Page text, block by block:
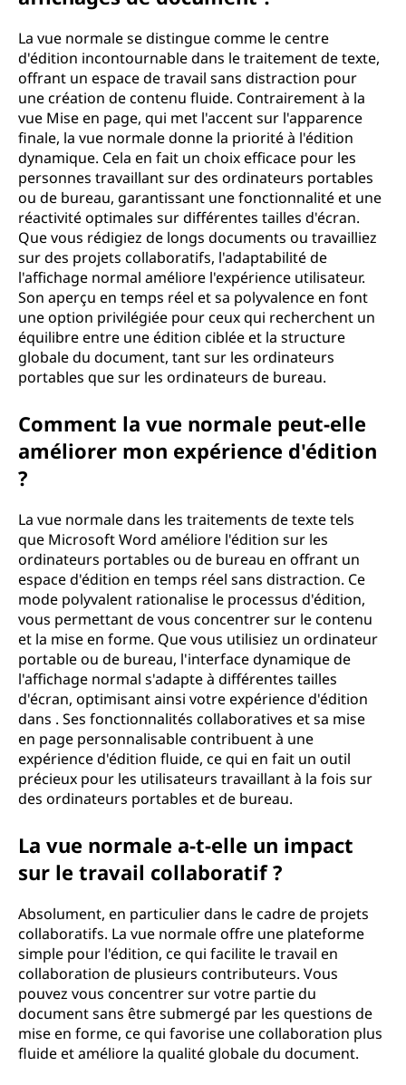
La vue normale se distingue comme le centre
d'édition incontournable dans le traitement de texte,
offrant un espace de travail sans distraction pour
une création de contenu fluide. Contrairement à la
vue Mise en page, qui met l'accent sur l'apparence
finale, la vue normale donne la priorité à l'édition
dynamique. Cela en fait un choix efficace pour les
personnes travaillant sur des ordinateurs portables
ou de bureau, garantissant une fonctionnalité et une
réactivité optimales sur différentes tailles d'écran.
Que vous rédigiez de longs documents ou travailliez
sur des projets collaboratifs, l'adaptabilité de
l'affichage normal améliore l'expérience utilisateur.
Son aperçu en temps réel et sa polyvalence en font
une option privilégiée pour ceux qui recherchent un
équilibre entre une édition ciblée et la structure
globale du document, tant sur les ordinateurs
portables que sur les ordinateurs de bureau.
Comment la vue normale peut-elle
améliorer mon expérience d'édition
?
La vue normale dans les traitements de texte tels
que Microsoft Word améliore l'édition sur les
ordinateurs portables ou de bureau en offrant un
espace d'édition en temps réel sans distraction. Ce
mode polyvalent rationalise le processus d'édition,
vous permettant de vous concentrer sur le contenu
et la mise en forme. Que vous utilisiez un ordinateur
portable ou de bureau, l'interface dynamique de
l'affichage normal s'adapte à différentes tailles
d'écran, optimisant ainsi votre expérience d'édition
dans . Ses fonctionnalités collaboratives et sa mise
en page personnalisable contribuent à une
expérience d'édition fluide, ce qui en fait un outil
précieux pour les utilisateurs travaillant à la fois sur
des ordinateurs portables et de bureau.
La vue normale a-t-elle un impact
sur le travail collaboratif ?
Absolument, en particulier dans le cadre de projets
collaboratifs. La vue normale offre une plateforme
simple pour l'édition, ce qui facilite le travail en
collaboration de plusieurs contributeurs. Vous
pouvez vous concentrer sur votre partie du
document sans être submergé par les questions de
mise en forme, ce qui favorise une collaboration plus
fluide et améliore la qualité globale du document.